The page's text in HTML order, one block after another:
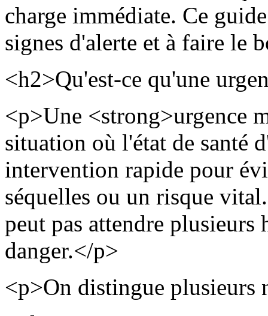
charge immédiate. Ce
signes d'alerte et à faire le
<h2>Qu'est-ce qu'une
<p>Une <strong>urgence
situation où l'état de santé
intervention rapide pour
séquelles ou un risque
peut pas attendre plusieurs
danger.</p>
<p>On distingue plusieurs